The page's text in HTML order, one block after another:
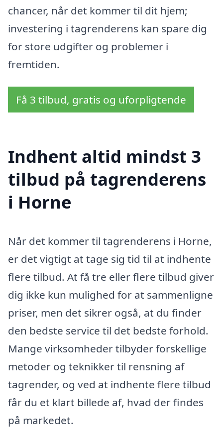
chancer, når det kommer til dit hjem;
investering i tagrenderens kan spare dig
for store udgifter og problemer i
fremtiden.
Få 3 tilbud, gratis og uforpligtende
Indhent altid mindst 3
tilbud på tagrenderens
i Horne
Når det kommer til tagrenderens i Horne,
er det vigtigt at tage sig tid til at indhente
flere tilbud. At få tre eller flere tilbud giver
dig ikke kun mulighed for at sammenligne
priser, men det sikrer også, at du finder
den bedste service til det bedste forhold.
Mange virksomheder tilbyder forskellige
metoder og teknikker til rensning af
tagrender, og ved at indhente flere tilbud
får du et klart billede af, hvad der findes
på markedet.